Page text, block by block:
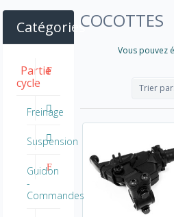
COCOTTES
Vous pouvez
Trier par:
Catégories
Partie
cycle
Freinage
Suspension
Guidon
-
Commandes